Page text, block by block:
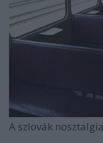
A szlovák